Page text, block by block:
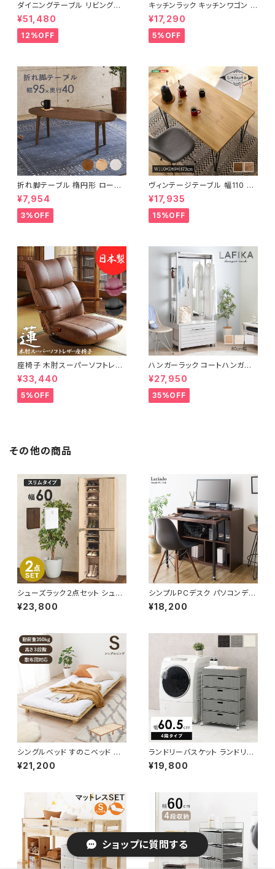
ショップに質問する
ダイニングテーブル リビングテ
ーブル テーブル 天然木 マホガ
ニー材 エレガント 手彫り 猫脚
家具 幅135
¥51,480
12%OFF
キッチンラック キッチンワゴン キ
ャスター付き 収納ラック 一人暮
らし スリムキッチンラック 幅30
cm 完成品
¥17,290
5%OFF
折れ脚テーブル 楕円形 ローテ
ーブル センターテーブル リビン
グテーブル 天然木 幅95 3色展
開
¥7,954
3%OFF
ヴィンテージテーブル 幅110 ダ
イニングテーブル リビングテー
ブル サイドテーブル 新生活 模
様替え
¥17,935
15%OFF
座椅子 木肘スーパーソフトレザ
ー座椅子 リクライニング回転座
椅子 座椅子 父の日 敬老の日
プレゼント 完成品
¥33,440
5%OFF
ハンガーラック コートハンガー
ワードローブ フリーラック クロ
ーゼット 幅80 新生活 一人暮ら
し
¥27,950
35%OFF
その他の商品
シューズラック２点セット シュー
ズボックス 下駄箱 靴箱 玄関収
納 新生活 模様替え 幅60
¥23,800
シンプルPCデスク パソコンデス
ク デスク 勉強机 ワーク デスク
机 書斎机 幅90
¥18,200
シングルベッド すのこベッド 床
面高さ調節可能 ロングサイズ
パイン材 ベッド 敷布団対応 新
¥21,200
ランドリーバスケット ランドリー
ワゴン 洗濯カゴ キャスター付 ラ
ンドリー収納 新生活 一人暮らし
¥19,800